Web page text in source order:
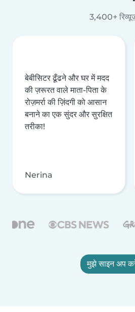
3,400+
बेबीसिटर ढूँढने और घर में मदद
की ज़रूरत वाले माता-पिता के
रोज़मर्रा की ज़िंदगी को आसान
बनाने का एक सुंदर और सुरक्षित
तरीका!
Nerina
मुझे साइन अप